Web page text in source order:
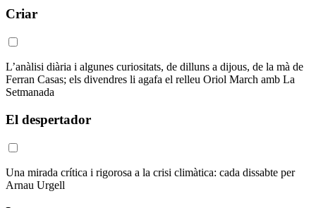
Criar
L’anàlisi diària i algunes curiositats, de dilluns a dijous, de la mà de
Ferran Casas; els divendres li agafa el relleu Oriol March amb La
Setmanada
El despertador
Una mirada crítica i rigorosa a la crisi climàtica: cada dissabte per
Arnau Urgell